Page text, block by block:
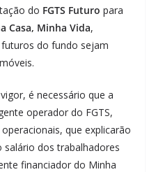
do FGTS Futuro para
Casa, Minha Vida,
do fundo sejam
é necessário que a
operador do FGTS,
que explicarão
dos trabalhadores
financiador do Minha